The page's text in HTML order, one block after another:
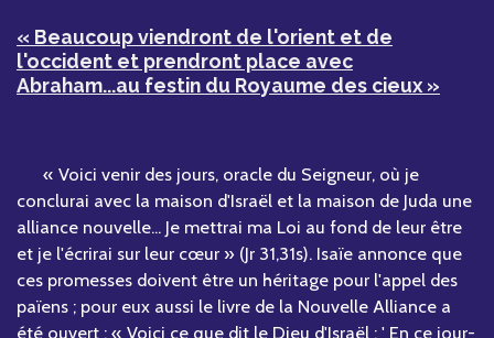
« Beaucoup viendront de l'orient et de
l'occident et prendront place avec
Abraham...au festin du Royaume des cieux »
« Voici venir des jours, oracle du Seigneur, où je
conclurai avec la maison d'Israël et la maison de Juda une
alliance nouvelle... Je mettrai ma Loi au fond de leur être
et je l'écrirai sur leur cœur » (Jr 31,31s). Isaïe annonce que
ces promesses doivent être un héritage pour l'appel des
païens ; pour eux aussi le livre de la Nouvelle Alliance a
été ouvert : « Voici ce que dit le Dieu d'Israël : ' En ce jour-